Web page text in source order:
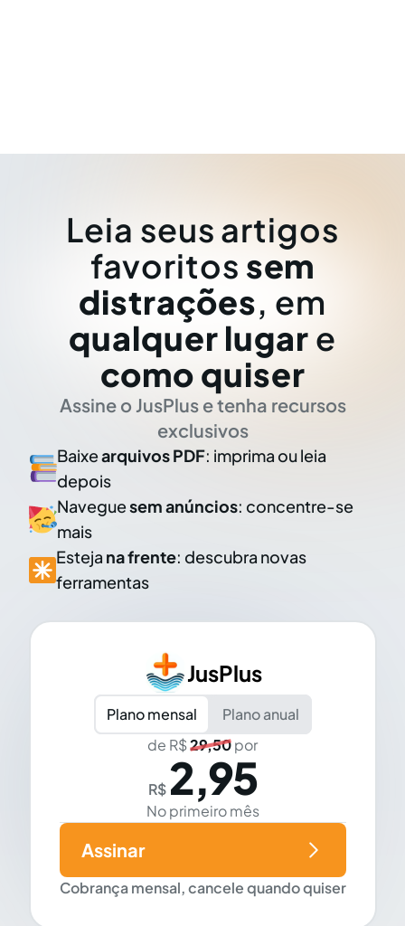
Leia seus artigos
favoritos sem
distrações, em
qualquer lugar e
como quiser
Assine o JusPlus e tenha recursos
exclusivos
Baixearquivos PDF: imprima ou leia
depois
Naveguesem anúncios: concentre-se
mais
Esteja na frente: descubra novas
ferramentas
JusPlus
Plano mensal
Plano anual
de R$29,50por
R$ 2,95
No primeiro mês
Cobrança mensal, cancele quando quiser
Assinar